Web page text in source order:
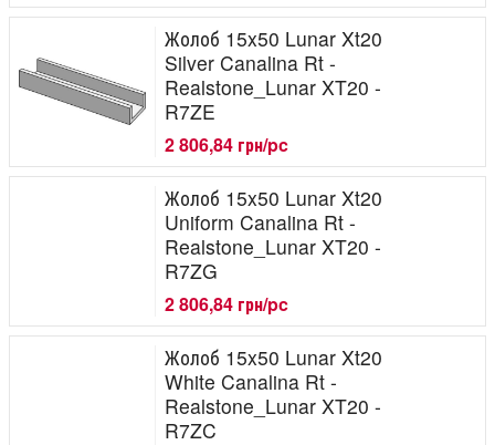
Жолоб 15x50 Lunar Xt20
Silver Canalina Rt -
Realstone_Lunar XT20 -
R7ZE
2 806,84 грн/pc
Жолоб 15x50 Lunar Xt20
Uniform Canalina Rt -
Realstone_Lunar XT20 -
R7ZG
2 806,84 грн/pc
Жолоб 15x50 Lunar Xt20
White Canalina Rt -
Realstone_Lunar XT20 -
R7ZC